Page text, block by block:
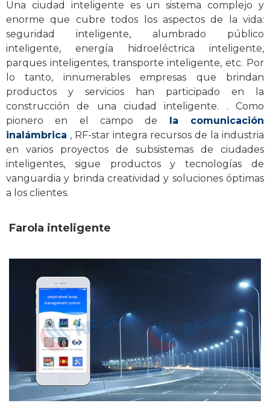
Una ciudad inteligente es un sistema complejo y
enorme que cubre todos los aspectos de la vida:
seguridad inteligente, alumbrado público
inteligente, energía hidroeléctrica inteligente,
parques inteligentes, transporte inteligente, etc. Por
lo tanto, innumerables empresas que brindan
productos y servicios han participado en la
construcción de una ciudad inteligente. . Como
pionero en el campo de la comunicación
inalámbrica , RF-star integra recursos de la industria
en varios proyectos de subsistemas de ciudades
inteligentes, sigue productos y tecnologías de
vanguardia y brinda creatividad y soluciones óptimas
a los clientes.
Farola inteligente